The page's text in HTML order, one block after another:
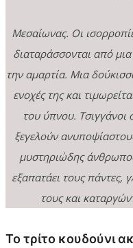
Μεσαίωνας. Οι
διαταράσσονται από
την αμαρτία. Μια
ενοχές της και
του ύπνου. Τσιγγάνοι
ξεγελούν
μυστηριώδης
εξαπατάει τους πάντες,
τους και
Το τρίτο κουδούνι